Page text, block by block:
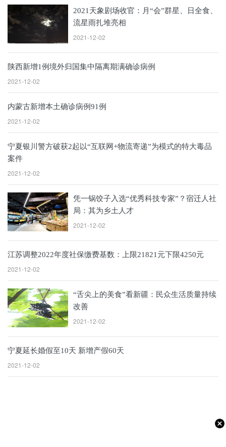
2021天象剧场收官：月“会”群星、日全食、
流星雨扎堆亮相
2021-12-02
陕西新增1例境外归国集中隔离期满确诊病例
2021-12-02
内蒙古新增本土确诊病例91例
2021-12-02
宁夏银川警方破获2起以“互联网+物流寄递”为模式的特大毒品
案件
2021-12-02
凭一锅饺子入选“优秀科技专家”？宿迁人社
局：其为乡土人才
2021-12-02
江苏调整2022年度社保缴费基数：上限21821元下限4250元
2021-12-02
“舌尖上的美食”看新疆：民众生活质量持续
改善
2021-12-02
宁夏延长婚假至10天 新增产假60天
2021-12-02